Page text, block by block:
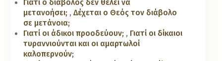
Γιατί ο διάβολος δεν θέλει να
μετανοήσει; ,Δέχεται ο Θεός τον διάβολο
σε μετάνοια;
Γιατί οι άδικοι προοδεύουν; , Γιατί οι δίκαιοι
τυραννιούνται και οι αμαρτωλοί
καλοπερνούν;